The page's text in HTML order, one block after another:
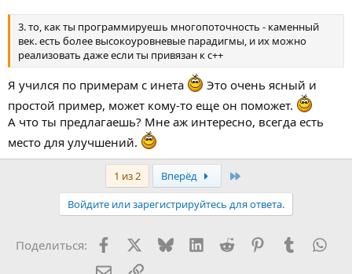
3. то, как ты программируешь многопоточность - каменный
век. есть более высокоуровневые парадигмы, и их можно
реализовать даже если ты привязан к c++
Я учился по примерам с инета
Это очень ясный и
простой пример, может кому-то еще он поможет.
А что ты предлагаешь? Мне аж интересно, всегда есть
место для улучшений.
1 из 2 Вперёд
Войдите или зарегистрируйтесь для ответа.
Поделиться: FacebookX (Twitter)
BlueskyLinkedInReddit PinterestTumblr
Электронная почта
Ссылка